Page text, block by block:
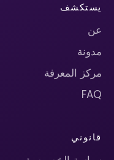
يستكشف
عن
مدونة
مركز المعرفة
FAQ
قانوني